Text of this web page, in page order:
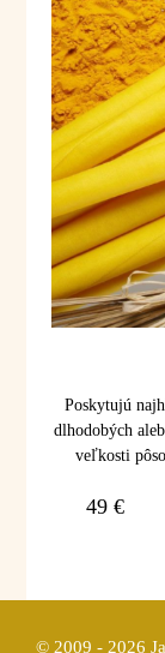
Poskytujú
dlhodobých
veľkosti
49€
© 2009 - 2026